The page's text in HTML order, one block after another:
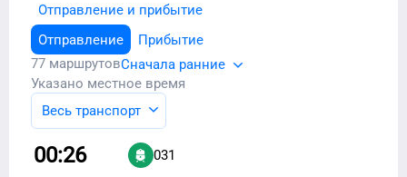
Отправление и прибытие
Отправление
Прибытие
77 маршрутовСначала ранние
Указано местное время
Весь транспорт
00:26
031